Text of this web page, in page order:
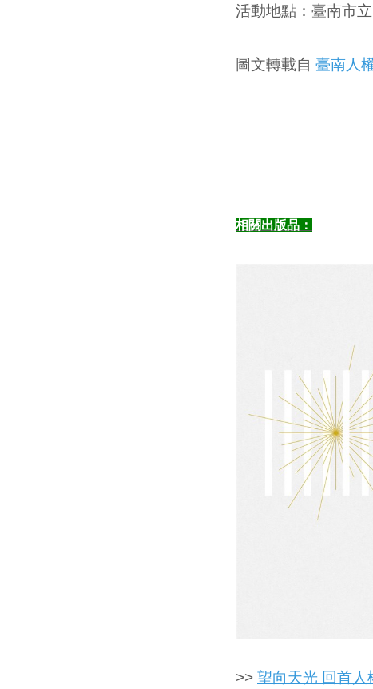
活動地點： 臺南市
圖文轉載自 臺南人
相關出版品：
>> 望向天光 回首人